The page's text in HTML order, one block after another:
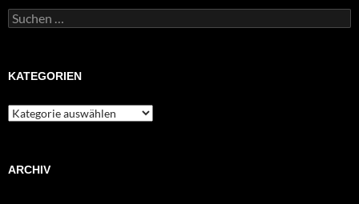
Suchen
nach:
KATEGORIEN
Kategorien
ARCHIV